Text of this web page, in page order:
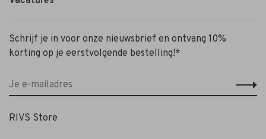
Schrijf je in voor onze nieuwsbrief en ontvang 10%
korting op je eerstvolgende bestelling!*
RIVS Store